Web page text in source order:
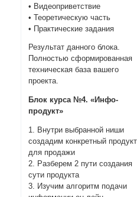
• Видеоприветствие
• Теоретическую часть
• Практические задания
Результат данного блока.
Полностью сформированная
техническая база вашего
проекта.
Блок курса №4. «Инфо-
продукт»
1. Внутри выбранной ниши
создадим конкретный продукт
для продажи
2. Разберем 2 пути создания
сути продукта
3. Изучим алгоритм подачи